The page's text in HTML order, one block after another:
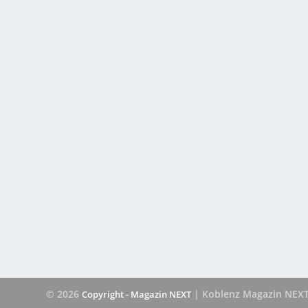
© 2026 Copyright - Magazin NEXT | Koblenz Magazin